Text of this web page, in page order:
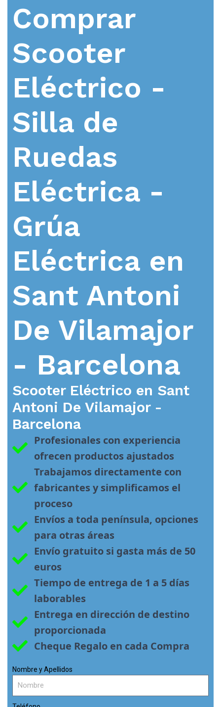
Comprar
Scooter
Eléctrico -
Silla de
Ruedas
Eléctrica -
Grúa
Eléctrica en
Sant Antoni
De Vilamajor
- Barcelona
Scooter Eléctrico en Sant
Antoni De Vilamajor -
Barcelona
Profesionales con experiencia
ofrecen productos ajustados
Trabajamos directamente con
fabricantes y simplificamos el
proceso
Envíos a toda península, opciones
para otras áreas
Envío gratuito si gasta más de 50
euros
Tiempo de entrega de 1 a 5 días
laborables
Entrega en dirección de destino
proporcionada
Cheque Regalo en cada Compra
Nombre y Apellidos